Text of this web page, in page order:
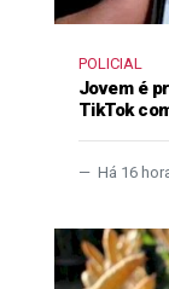
POLICIAL
Jovem é
TikTok
Há 16